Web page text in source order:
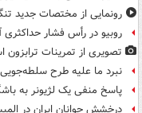
رونمایی از مختصات جدید
روبیو در رأس فشار حداکثری
تصویری از تمرینات ترابزون
نبرد ما علیه طرح
پاسخ منفی یک لژیونر به
درخشش جوانان ایران در